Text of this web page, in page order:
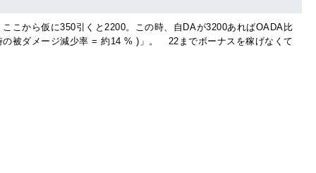
こから仮に350引くと2200。この時、自DAが3200あればOADA比
被ダメージ減少率 = 約14 % )」。 22までボーナスを稼げなくて